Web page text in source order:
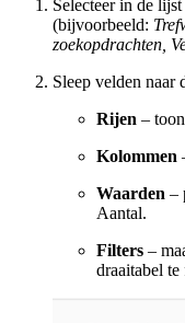
Selecteer in de lijst
(bijvoorbeeld:
zoekopdrachten,
Sleep velden naar
Rijen –
Kolommen
Waarden –
Aantal.
Filters –
draaitabel te